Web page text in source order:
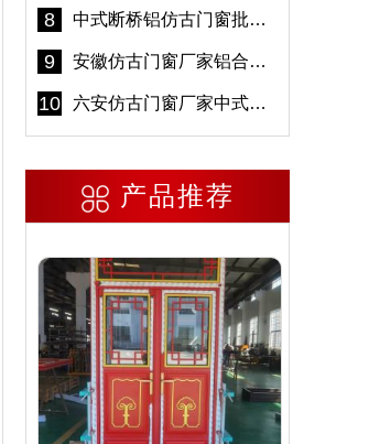
8 中式断桥铝仿古门窗批发 冠墅阳光仿古门窗 6000平米实体工厂
9 安徽仿古门窗厂家铝合金仿古门窗批发 免费设计出货快
10 六安仿古门窗厂家中式仿古门窗制作 6000平米源头厂家
产品推荐